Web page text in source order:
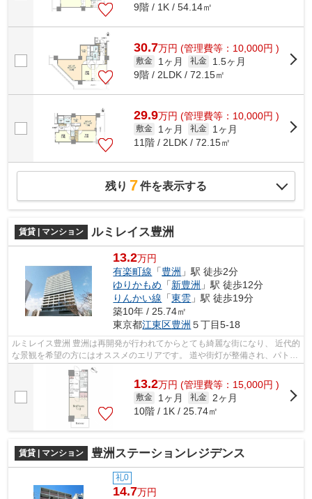
9階 / 1K / 54.14㎡
30.7万円 (管理費等：10,000円 )
敷金 1ヶ月 礼金
1.5ヶ月
9階 / 2LDK / 72.15㎡
29.9万円 (管理費等：10,000円 )
敷金 1ヶ月 礼金
1ヶ月
11階 / 2LDK / 72.15㎡
残り 7件を表示する
賃貸 | マンション ルミレイス豊洲
13.2万円
有楽町線 「豊洲 」駅 徒歩2分
ゆりかもめ 「新豊洲 」駅 徒歩12分
りんかい線 「東雲 」駅 徒歩19分
築10年 / 25.74㎡
東京都江東区豊洲 ５丁目5-18
ルミレイス豊洲 豊洲は再開発が行われてからとても綺麗な街になり、 近代的
な景観を希望の方にはオススメのエリアです。 道や街灯が整備され、パトロ
ールも頻繁に行われているので、...
13.2万円 (管理費等：15,000円 )
敷金 1ヶ月 礼金
2ヶ月
10階 / 1K / 25.74㎡
賃貸 | マンション 豊洲ステーションレジデンス
礼0
14.7万円